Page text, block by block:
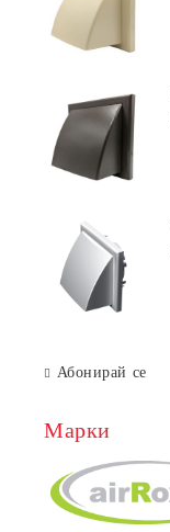
Абонирай се
Марки